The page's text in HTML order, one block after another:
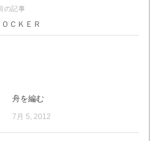
の記事
ＯＣＫＥＲ
舟を編む
7月 5, 2012